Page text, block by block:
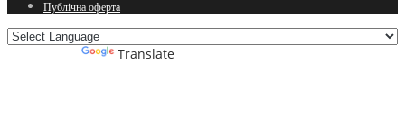
Публічна оферта
Translate